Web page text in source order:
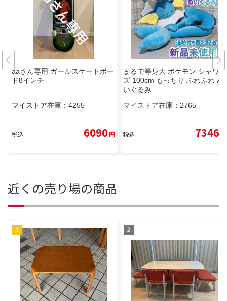
aaさん専用 ガールスケートボー
ド8インチ
マイストア在庫： 4255
税込 6090円
まるで等身大 ポケモン シャワー
ズ 100cm もっちり ふわふわ ぬ
いぐるみ
マイストア在庫： 2765
税込 7346
近くの売り場の商品